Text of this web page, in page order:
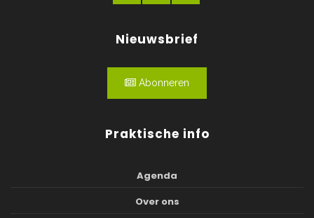
Nieuwsbrief
Abonneren
Praktische info
Agenda
Over ons